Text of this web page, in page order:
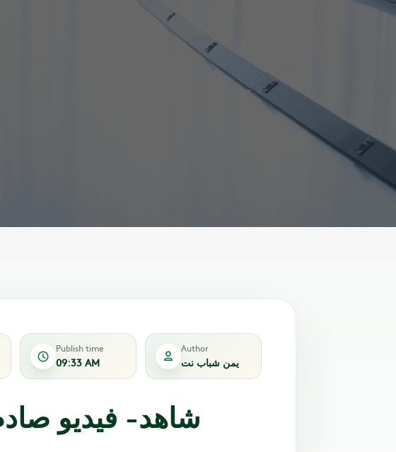
Publish time
09:33 AM
Author
يمن شباب نت
شاهد- فيديو